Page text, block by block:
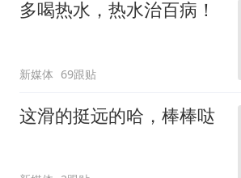
多喝热水，热水治百病！
新媒体 69跟贴
这滑的挺远的哈，棒棒哒